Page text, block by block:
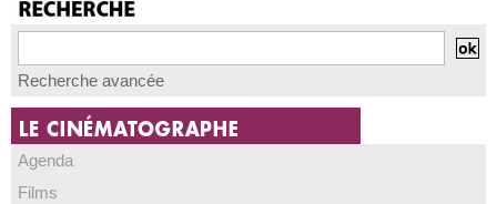
Recherche avancée
Agenda
Films